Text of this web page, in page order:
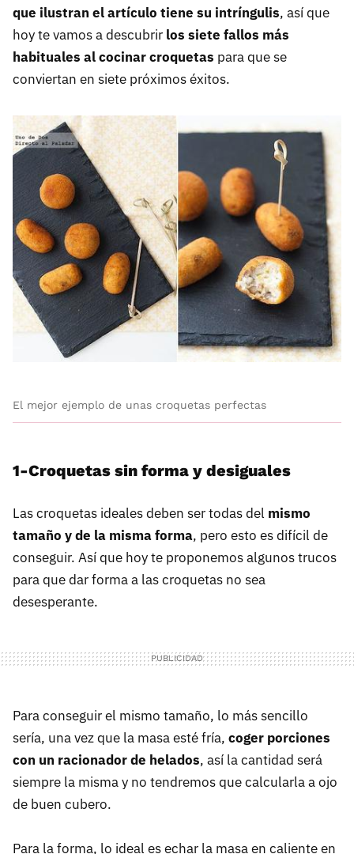
que ilustran el artículo tiene su intríngulis, así que
hoy te vamos a descubrir los siete fallos más
habituales al cocinar croquetas para que se
conviertan en siete próximos éxitos.
El mejor ejemplo de unas croquetas perfectas
1-Croquetas sin forma y desiguales
Las croquetas ideales deben ser todas del mismo
tamaño y de la misma forma, pero esto es difícil de
conseguir. Así que hoy te proponemos algunos trucos
para que dar forma a las croquetas no sea
desesperante.
Para conseguir el mismo tamaño, lo más sencillo
sería, una vez que la masa esté fría, coger porciones
con un racionador de helados, así la cantidad será
siempre la misma y no tendremos que calcularla a ojo
de buen cubero.
Para la forma, lo ideal es echar la masa en caliente en